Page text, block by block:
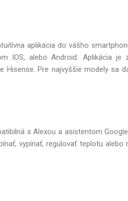
aplikácia do vášho
IOS, alebo Android. Aplikácia je
Hisense. Pre najvyššie modely sa
s Alexou a asistentom
vypínať, regulovať teplotu alebo